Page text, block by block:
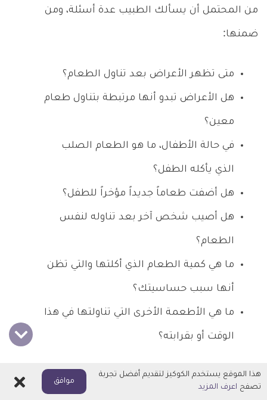
من المحتمل أن يسألك الطبيب عدة أسئلة، ومن
ضمنها:
متى تظهر الأعراض بعد تناول الطعام؟
هل الأعراض تبدو أنها مرتبطة بتناول طعام
معين؟
في حالة الأطفال، ما هو الطعام الصلب
الذي يأكله الطفل؟
هل أضفت طعاماً جديداً مؤخراً للطفل؟
هل أصيب شخص آخر بعد تناوله لنفس
الطعام؟
ما هي كمية الطعام الذي أكلتها والتي تظن
أنها سبب حساسيتك؟
ما هي الأطعمة الأخرى التي تناولتها في هذا
الوقت أو بقرابته؟
ADVERTISEMENT
هذا الموقع يستخدم الكوكيز لتقديم أفضل تجربة
تصفح اعرف المزيد
موافق اغلاق